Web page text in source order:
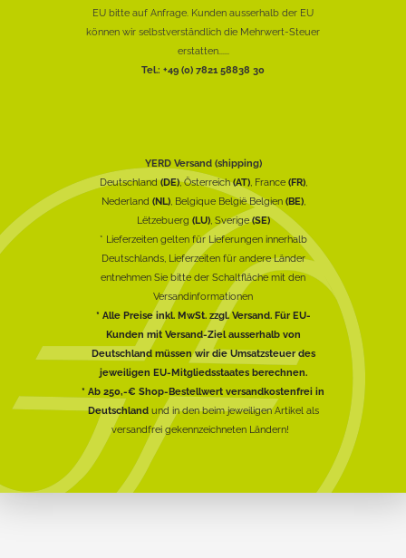
EU bitte auf Anfrage. Kunden ausserhalb der EU
können wir selbstverständlich die Mehrwert-Steuer
erstatten......
Tel.: +49 (0) 7821 58838 30
YERD Versand (shipping)
Deutschland(DE), Österreich(AT), France (FR),
Nederland (NL), Belgique België Belgien (BE),
Lëtzebuerg (LU), Sverige(SE)
* Lieferzeiten gelten für Lieferungen innerhalb
Deutschlands, Lieferzeiten für andere Länder
entnehmen Sie bitte der Schaltfläche mit den
Versandinformationen
* Alle Preise inkl. MwSt. zzgl. Versand. Für EU-
Kunden mit Versand-Ziel ausserhalb von
Deutschland müssen wir die Umsatzsteuer des
jeweiligen EU-Mitgliedsstaates berechnen.
* Ab 250,-€ Shop-Bestellwert versandkostenfrei in
Deutschlandund in den beim jeweiligen Artikel als
versandfrei gekennzeichneten Ländern!